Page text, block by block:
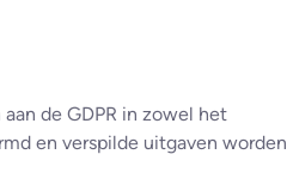
de GDPR in zowel het
en verspilde uitgaven worden